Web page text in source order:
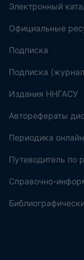
Электронный
Официальные
Подписка
Подписка
Издания ННГАСУ
Авторефераты
Периодика онлайн
Путеводитель по
Справочно-